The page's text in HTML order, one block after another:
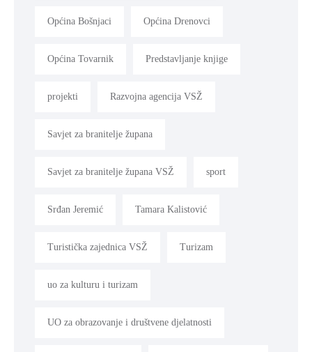
Općina Bošnjaci Općina Drenovci
Općina Tovarnik Predstavljanje knjige
projekti Razvojna agencija VSŽ
Savjet za branitelje župana
Savjet za branitelje župana VSŽ sport
Srđan Jeremić Tamara Kalistović
Turistička zajednica VSŽ Turizam
uo za kulturu i turizam
UO za obrazovanje i društvene djelatnosti